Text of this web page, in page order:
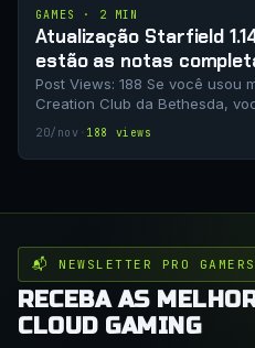
GAMES · 2 MIN
Atualização Starfield
estão as notas
Post Views: 188 Se você usou
Creation Club da Bethesda,
20/nov · 188 views
📬 NEWSLETTER PRO GAMERS
RECEBA AS
CLOUD GAMING